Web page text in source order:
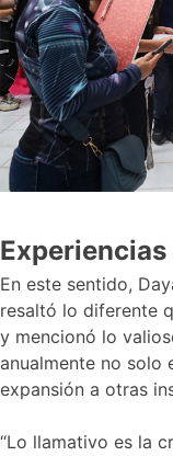
En este sentido,
resaltó lo diferente
y mencionó lo
anualmente no solo
expansión a otras
“Lo llamativo es la